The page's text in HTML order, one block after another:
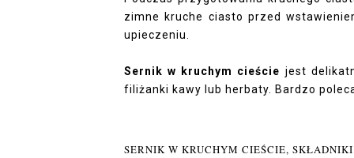
zimne kruche ciasto przed
upieczeniu.
Sernik w kruchym cieście jest
filiżanki kawy lub herbaty. Bardzo
SERNIK W KRUCHYM CIEŚCIE,